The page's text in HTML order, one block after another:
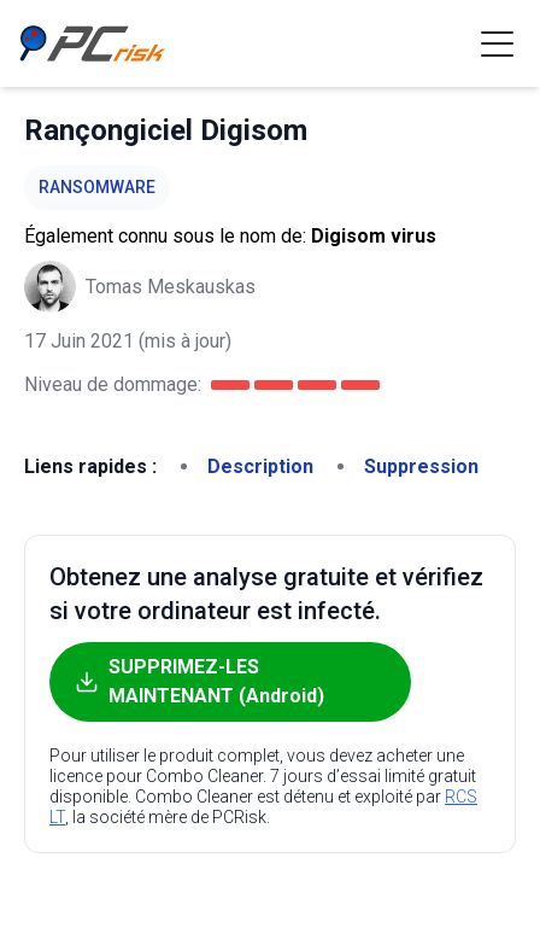
Rançongiciel Digisom
RANSOMWARE
Également connu sous le nom de: Digisom virus
Tomas Meskauskas
17 Juin 2021 (mis à jour)
Niveau de dommage:
Liens rapides : Description Suppression
Obtenez une analyse gratuite et vérifiez
si votre ordinateur est infecté.
SUPPRIMEZ-LES
MAINTENANT (Android)
Pour utiliser le produit complet, vous devez acheter une
licence pour Combo Cleaner. 7 jours d’essai limité gratuit
disponible. Combo Cleaner est détenu et exploité par RCS
LT, la société mère de PCRisk.